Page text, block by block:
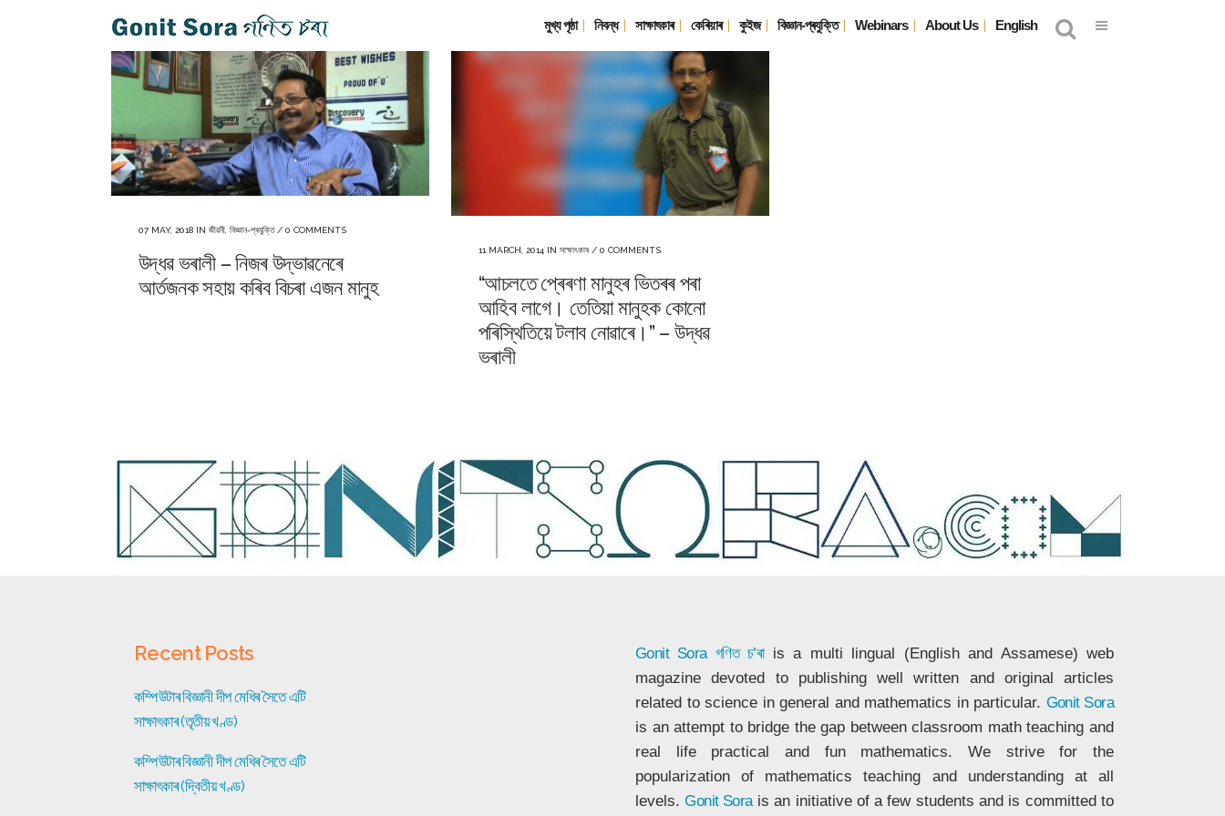
মুখ্য পৃষ্ঠা নিবন্ধ সাক্ষাৎকাৰ কেৰিয়াৰ কুইজ বিজ্ঞান-প্ৰযুক্তি Webinars About Us English
07 MAY, 2018 IN জীৱনী বিজ্ঞান-প্ৰযুক্তি/ 0 COMMENTS
উদ্ধৱ ভৰালী – নিজৰ উদ্ভাৱনেৰে
আৰ্তজনক সহায় কৰিব বিচৰা এজন মানুহ
11 MARCH, 2014 IN সাক্ষাৎকাৰ / 0 COMMENTS
“আচলতে প্ৰেৰণা মানুহৰ ভিতৰৰ পৰা
আহিব লাগে। তেতিয়া মানুহক কোনো
পৰিস্থিতিয়ে টলাব নোৱাৰে।” – উদ্ধৱ
ভৰালী
Recent Posts
কম্পিউটাৰ বিজ্ঞানী দীপ মেধিৰ সৈতে এটি
সাক্ষাৎকাৰ (তৃতীয় খণ্ড)
কম্পিউটাৰ বিজ্ঞানী দীপ মেধিৰ সৈতে এটি
সাক্ষাৎকাৰ (দ্বিতীয় খণ্ড)
Gonit Sora গণিত চ’ৰাis a multi lingual (English and Assamese) web
magazine devoted to publishing well written and original articles
related to science in general and mathematics in particular. Gonit Sora
is an attempt to bridge the gap between classroom math teaching and
real life practical and fun mathematics. We strive for the
popularization of mathematics teaching and understanding at all
levels.Gonit Sorais an initiative of a few students and is committed to